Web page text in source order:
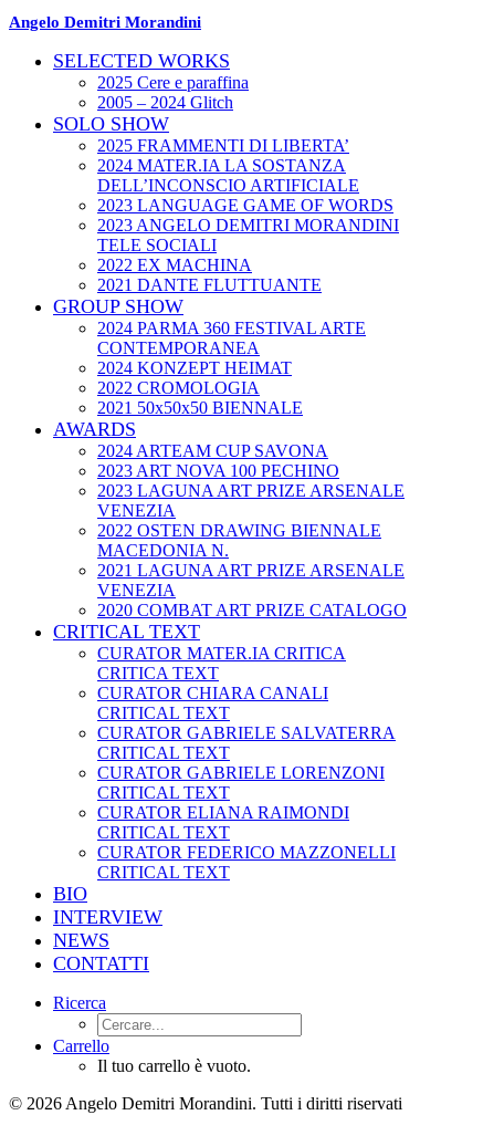
Angelo Demitri Morandini
SELECTED WORKS
2025 Cere e paraffina
2005 – 2024 Glitch
SOLO SHOW
2025 FRAMMENTI DI LIBERTA’
2024 MATER.IA LA SOSTANZA
DELL’INCONSCIO ARTIFICIALE
2023 LANGUAGE GAME OF WORDS
2023 ANGELO DEMITRI MORANDINI
TELE SOCIALI
2022 EX MACHINA
2021 DANTE FLUTTUANTE
GROUP SHOW
2024 PARMA 360 FESTIVAL ARTE
CONTEMPORANEA
2024 KONZEPT HEIMAT
2022 CROMOLOGIA
2021 50x50x50 BIENNALE
AWARDS
2024 ARTEAM CUP SAVONA
2023 ART NOVA 100 PECHINO
2023 LAGUNA ART PRIZE ARSENALE
VENEZIA
2022 OSTEN DRAWING BIENNALE
MACEDONIA N.
2021 LAGUNA ART PRIZE ARSENALE
VENEZIA
2020 COMBAT ART PRIZE CATALOGO
CRITICAL TEXT
CURATOR MATER.IA CRITICA
CRITICA TEXT
CURATOR CHIARA CANALI
CRITICAL TEXT
CURATOR GABRIELE SALVATERRA
CRITICAL TEXT
CURATOR GABRIELE LORENZONI
CRITICAL TEXT
CURATOR ELIANA RAIMONDI
CRITICAL TEXT
CURATOR FEDERICO MAZZONELLI
CRITICAL TEXT
BIO
INTERVIEW
NEWS
CONTATTI
Ricerca
Carrello
Il tuo carrello è vuoto.
© 2026 Angelo Demitri Morandini. Tutti i diritti riservati